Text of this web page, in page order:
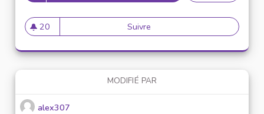
20
20 abonnés
Suivre Mise en place de référents
MODIFIÉ PAR
alex307